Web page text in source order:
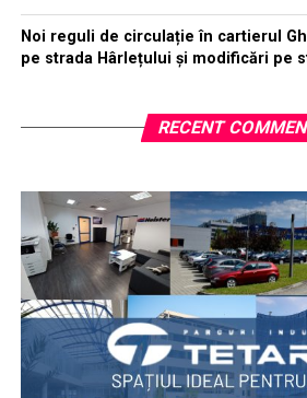
Noi reguli de circulație în cartierul
pe strada Hârlețului și modificări pe
RECENT